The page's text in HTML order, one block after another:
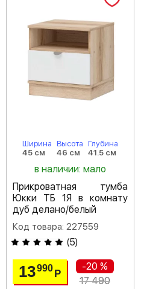
Ширина
45 см
Высота
46 см
Глубина
41.5 см
в наличии: мало
Прикроватная тумба
Юкки ТБ 1Я в комнату
дуб делано/белый
Код товара: 227559
(5)
13990 Р
-20 %
17 490